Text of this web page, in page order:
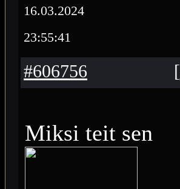
16.03.2024
23:55:41
#606756 [
Miksi teit sen